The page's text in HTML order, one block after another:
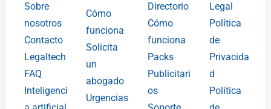
Sobre
nosotros
Contacto
Legaltech
FAQ
Inteligenci
Cómo
funciona
Solicita
un
abogado
Urgencias
Directorio
Cómo
funciona
Packs
Publicitari
os
Legal
Política
de
Privacida
d
Política